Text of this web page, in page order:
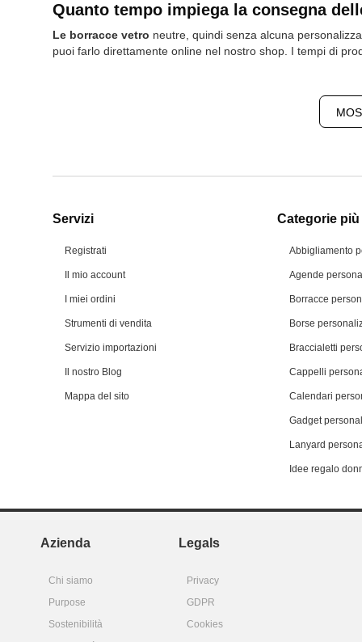
Quanto tempo impiega la consegna
Le borracce vetro neutre, quindi senza alcuna
puoi farlo direttamente online nel nostro shop. I tempi di
Servizi
Registrati
Il mio account
I miei ordini
Strumenti di vendita
Servizio importazioni
Il nostro Blog
Mappa del sito
Categorie
Abbigliamento
Agende
Borracce
Borse
Braccialetti
Cappelli
Calendari
Gadget
Lanyard
Idee regalo
Azienda Legals
Chi siamo
Privacy
Purpose
GDPR
Sostenibilità
Cookies